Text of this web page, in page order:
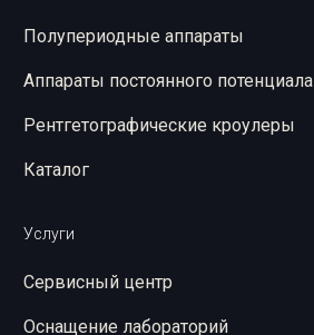
Полупериодные аппараты
Аппараты постоянного потенциала
Рентгетографические кроулеры
Каталог
Услуги
Сервисный центр
Оснащение лабораторий